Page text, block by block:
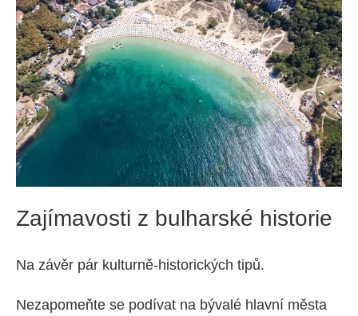
Zajímavosti z bulharské historie
Na závěr pár kulturně-historických tipů.
Nezapomeňte se podívat na bývalé hlavní města